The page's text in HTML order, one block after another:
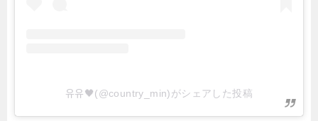
유유🖤(@country_min)がシェアした投稿